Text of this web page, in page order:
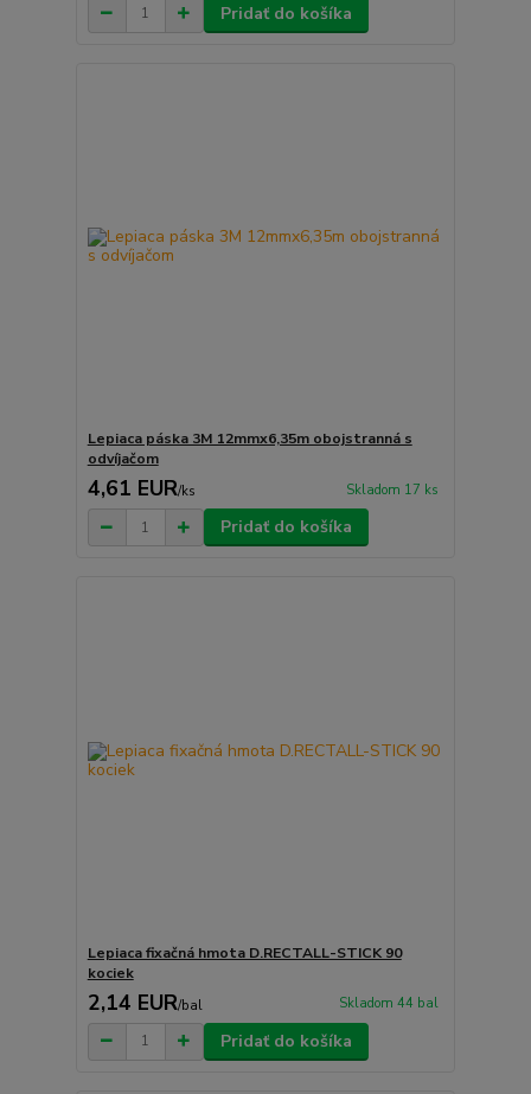
Pridať do košíka
Lepiaca páska 3M 12mmx6,35m obojstranná s
odvíjačom
4,61 EUR/ks Skladom 17 ks
Pridať do košíka
Lepiaca fixačná hmota D.RECTALL-STICK 90
kociek
2,14 EUR/bal Skladom 44 bal
Pridať do košíka